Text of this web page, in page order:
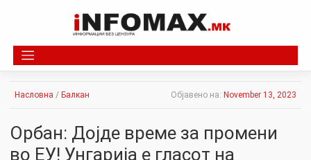
Насловна / Балкан Објавено на: November 13, 2023
Орбан: Дојде време за промени
во ЕУ! Унгарија е гласот на